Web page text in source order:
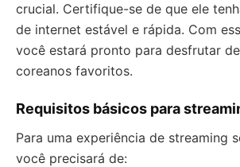
crucial. Certifique-se de que ele
de internet estável e rápida. Com
você estará pronto para desfrutar
coreanos favoritos.
Requisitos básicos para
Para uma experiência de streaming
você precisará de: